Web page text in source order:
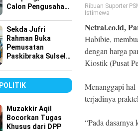
Calon Pengusaha
Sekda Jufri
Rahman Buka
Pemusatan
Paskibraka Sulsel,
POLITIK
Muzakkir Aqil
Bocorkan Tugas
Khusus dari DPP
Ribuan Suporter
Istimewa
Netral.co.id,
Habibie,
dengan harga
Kiostik (Pusat
Menanggapi hal
terjadinya
“Pada